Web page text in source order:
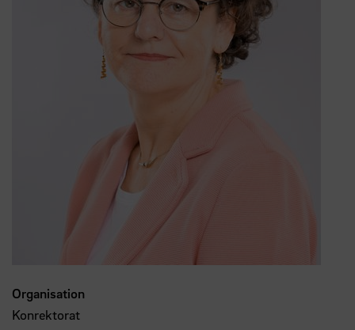
Organisation
Konrektorat